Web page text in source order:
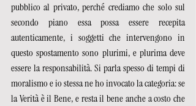
pubblico al privato, perché crediamo che solo sul
secondo piano essa possa essere recepita
autenticamente, i soggetti che intervengono in
questo spostamento sono plurimi, e plurima deve
essere la responsabilità. Si parla spesso di tempi di
moralismo e io stessa ne ho invocato la categoria: se
la Verità è il Bene, e resta il bene anche a costo che